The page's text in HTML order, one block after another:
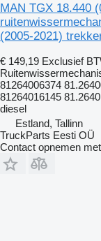
MAN TGX 18.440
(2005-2021)
€ 149,19 Exclusief
81264006374
81264016145
diesel
Estland, Tallinn
TruckParts Eesti OÜ
Contact opnemen